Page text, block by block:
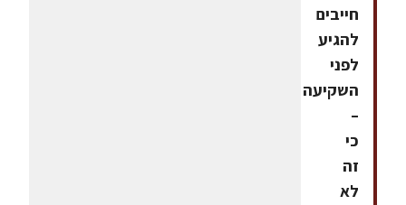
חייבים
להגיע
לפני
השקיעה
–
כי
זה
לא